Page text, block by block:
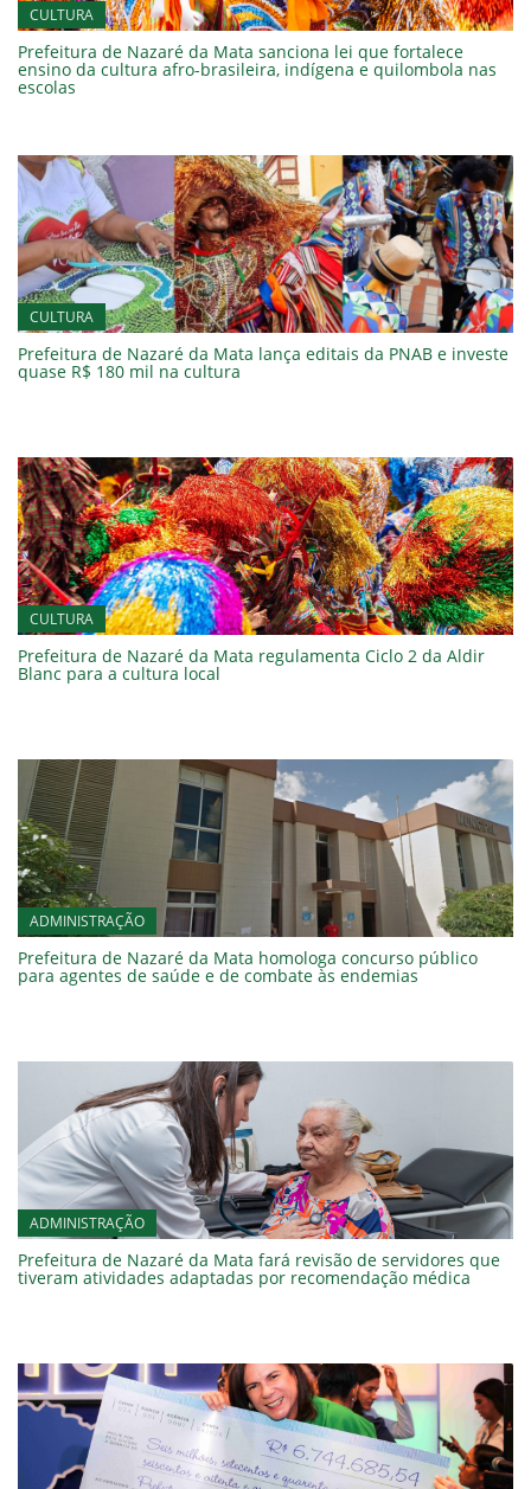
CULTURA
Prefeitura de Nazaré da Mata sanciona lei que fortalece
ensino da cultura afro-brasileira, indígena e quilombola nas
escolas
CULTURA
Prefeitura de Nazaré da Mata lança editais da PNAB e investe
quase R$ 180 mil na cultura
CULTURA
Prefeitura de Nazaré da Mata regulamenta Ciclo 2 da Aldir
Blanc para a cultura local
ADMINISTRAÇÃO
Prefeitura de Nazaré da Mata homologa concurso público
para agentes de saúde e de combate às endemias
ADMINISTRAÇÃO
Prefeitura de Nazaré da Mata fará revisão de servidores que
tiveram atividades adaptadas por recomendação médica